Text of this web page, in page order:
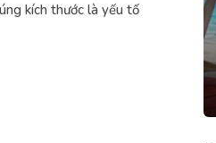
kích thước là yếu tố